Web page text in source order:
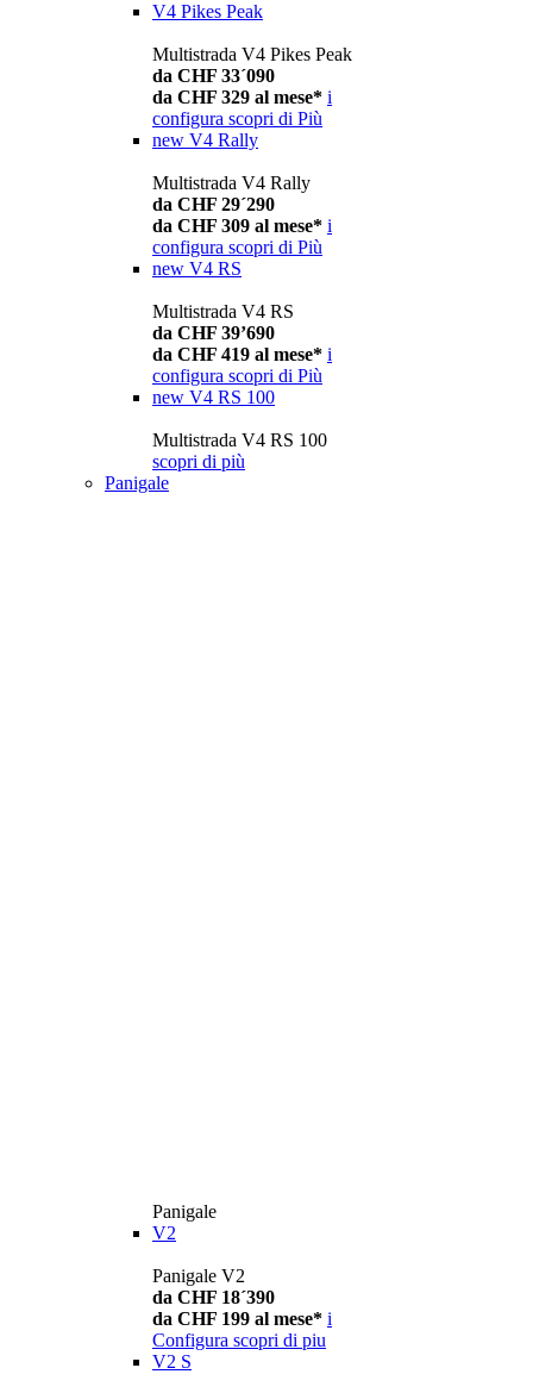
V4 Pikes Peak
Multistrada V4 Pikes Peak
da CHF 33´090
da CHF 329 al mese* i
configura scopri di Più
new V4 Rally
Multistrada V4 Rally
da CHF 29´290
da CHF 309 al mese* i
configura scopri di Più
new V4 RS
Multistrada V4 RS
da CHF 39’690
da CHF 419 al mese* i
configura scopri di Più
new V4 RS 100
Multistrada V4 RS 100
scopri di più
Panigale
Panigale
V2
Panigale V2
da CHF 18´390
da CHF 199 al mese* i
Configura scopri di piu
V2 S